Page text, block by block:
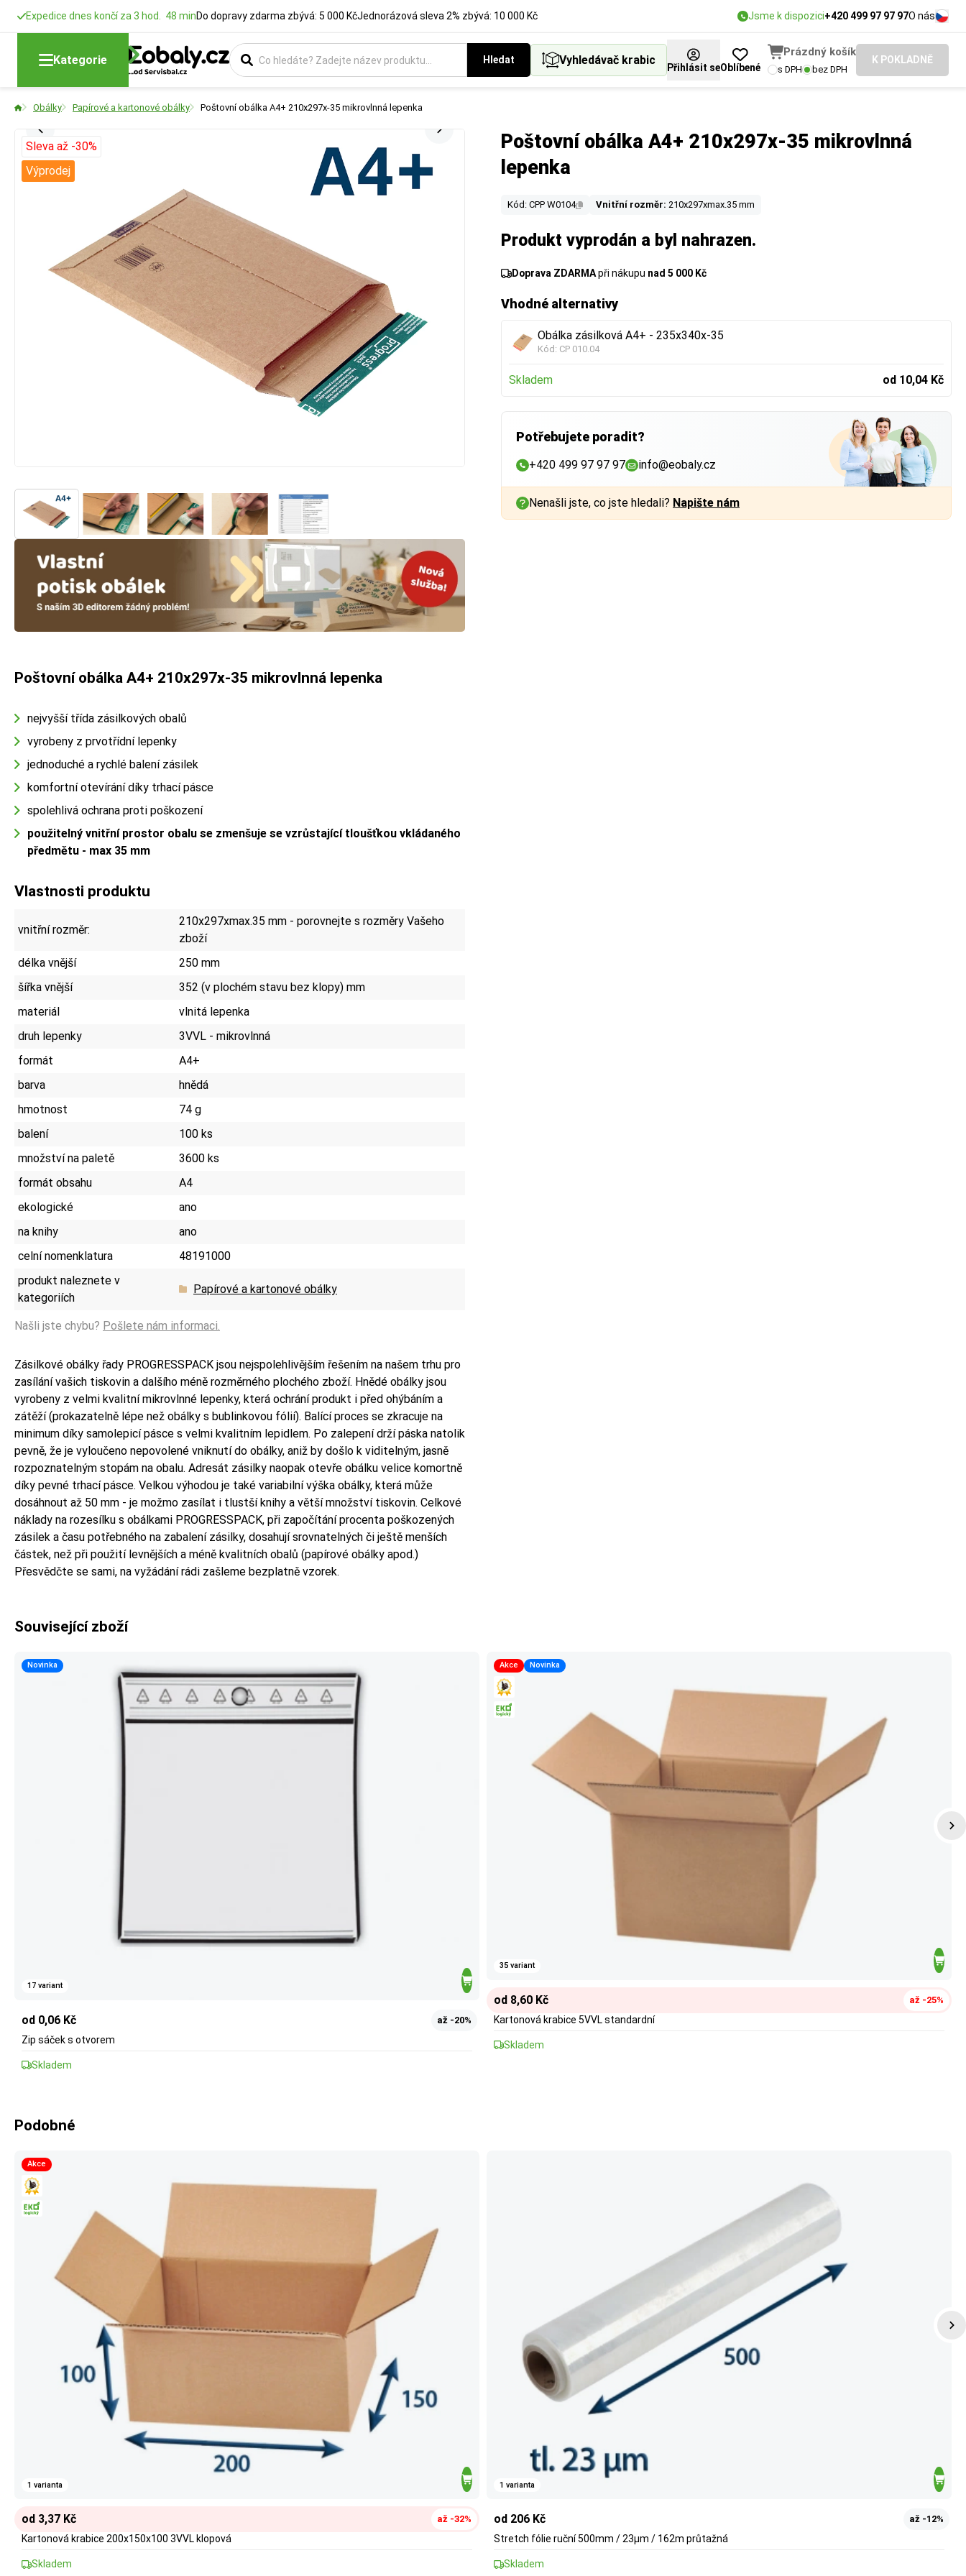
Expedice dnes končí za 3 hod. 48 minDo dopravy zdarma zbývá: 5 000 KčJednorázová sleva 2% zbývá: 10 000 Kč Jsme k dispozici+420 499 97 97 97O nás
Kategorie Hledat Vyhledávač krabic
Přihlásit seOblíbené
Prázdný košík
s DPH bez DPH
K POKLADNĚ
Obálky Papírové a kartonové obálky Poštovní obálka A4+ 210x297x-35 mikrovlnná lepenka
Poštovní obálka A4+ 210x297x-35 mikrovlnná
lepenka
Kód: CPP W0104 Vnitřní rozměr: 210x297xmax.35 mm
Produkt vyprodán a byl nahrazen.
Doprava ZDARMApři nákupu nad 5 000 Kč
Vhodné alternativy
Obálka zásilková A4+ - 235x340x-35
Kód: CP 010.04
Skladem od 10,04 Kč
Potřebujete poradit?
+420 499 97 97 97 info@eobaly.cz
Nenašli jste, co jste hledali? Napište nám
Sleva až -30%
Výprodej
Poštovní obálka A4+ 210x297x-35 mikrovlnná lepenka
nejvyšší třída zásilkových obalů
vyrobeny z prvotřídní lepenky
jednoduché a rychlé balení zásilek
komfortní otevírání díky trhací pásce
spolehlivá ochrana proti poškození
použitelný vnitřní prostor obalu se zmenšuje se vzrůstající tloušťkou vkládaného
předmětu - max 35 mm
Vlastnosti produktu
vnitřní rozměr:
210x297xmax.35 mm - porovnejte s rozměry Vašeho
zboží
délka vnější
250 mm
šířka vnější
352 (v plochém stavu bez klopy) mm
materiál
vlnitá lepenka
druh lepenky
3VVL - mikrovlnná
formát
A4+
barva
hnědá
hmotnost
74 g
balení
100 ks
množství na paletě
3600 ks
formát obsahu
A4
ekologické
ano
na knihy
ano
celní nomenklatura
48191000
produkt naleznete v
kategoriích
Papírové a kartonové obálky
Našli jste chybu? Pošlete nám informaci.
Zásilkové obálky řady PROGRESSPACK jsou nejspolehlivějším řešením na našem trhu pro
zasílání vašich tiskovin a dalšího méně rozměrného plochého zboží. Hnědé obálky jsou
vyrobeny z velmi kvalitní mikrovlnné lepenky, která ochrání produkt i před ohýbáním a
zátěží (prokazatelně lépe než obálky s bublinkovou fólií). Balící proces se zkracuje na
minimum díky samolepicí pásce s velmi kvalitním lepidlem. Po zalepení drží páska natolik
pevně, že je vyloučeno nepovolené vniknutí do obálky, aniž by došlo k viditelným, jasně
rozpoznatelným stopám na obalu. Adresát zásilky naopak otevře obálku velice komortně
díky pevné trhací pásce. Velkou výhodou je také variabilní výška obálky, která může
dosáhnout až 50 mm - je možmo zasílat i tlustší knihy a větší množství tiskovin. Celkové
náklady na rozesílku s obálkami PROGRESSPACK, při započítání procenta poškozených
zásilek a času potřebného na zabalení zásilky, dosahují srovnatelných či ještě menších
částek, než při použití levnějších a méně kvalitních obalů (papírové obálky apod.)
Přesvědčte se sami, na vyžádání rádi zašleme bezplatně vzorek.
Související zboží
Novinka
17 variant
od 0,06 Kč až -20%
Zip sáček s otvorem
Skladem
Akce Novinka
35 variant
od 8,60 Kč až -25%
Kartonová krabice 5VVL standardní
Skladem
Podobné
Akce
1 varianta
od 3,37 Kč až -32%
Kartonová krabice 200x150x100 3VVL klopová
Skladem
1 varianta
od 206 Kč až -12%
Stretch fólie ruční 500mm / 23µm / 162m průtažná
Skladem